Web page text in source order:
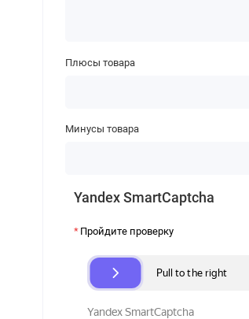
Плюсы товара
Минусы товара
Yandex SmartCaptcha
Пройдите проверку